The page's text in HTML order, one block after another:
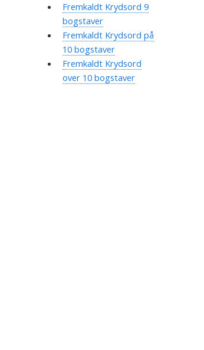
Fremkaldt Krydsord 9
bogstaver
Fremkaldt Krydsord på
10 bogstaver
Fremkaldt Krydsord
over 10 bogstaver